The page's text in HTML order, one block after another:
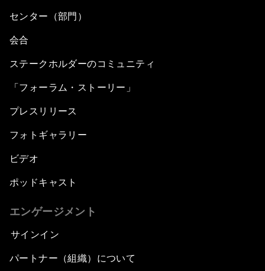
センター（部門）
会合
ステークホルダーのコミュニティ
「フォーラム・ストーリー」
プレスリリース
フォトギャラリー
ビデオ
ポッドキャスト
エンゲージメント
サインイン
パートナー（組織）について